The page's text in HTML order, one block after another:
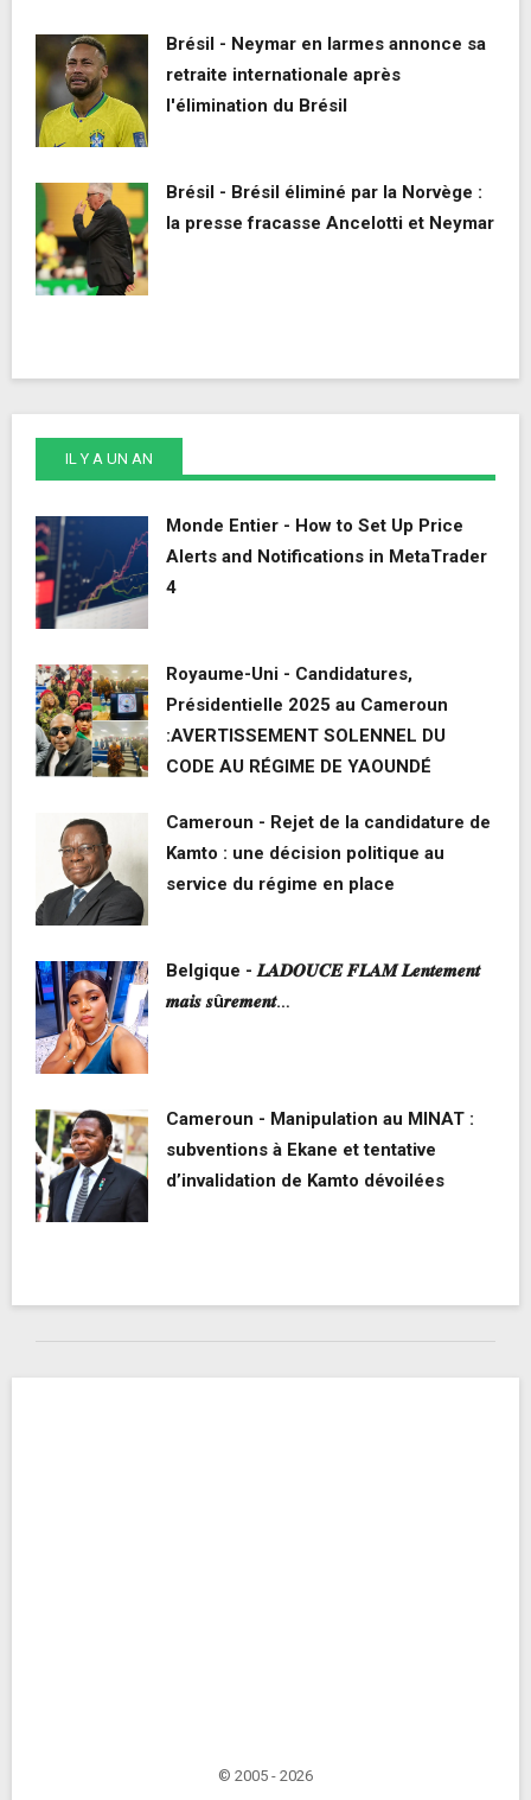
Brésil - Neymar en larmes annonce sa
retraite internationale après
l'élimination du Brésil
Brésil - Brésil éliminé par la Norvège :
la presse fracasse Ancelotti et Neymar
IL Y A UN AN
Monde Entier - How to Set Up Price
Alerts and Notifications in MetaTrader
4
Royaume-Uni - Candidatures,
Présidentielle 2025 au Cameroun
:AVERTISSEMENT SOLENNEL DU
CODE AU RÉGIME DE YAOUNDÉ
Cameroun - Rejet de la candidature de
Kamto : une décision politique au
service du régime en place
Belgique - 𝑳𝑨𝑫𝑶𝑼𝑪𝑬 𝑭𝑳𝑨𝑴 𝑳𝒆𝒏𝒕𝒆𝒎𝒆𝒏𝒕
𝒎𝒂𝒊𝒔 𝒔û𝒓𝒆𝒎𝒆𝒏𝒕…
Cameroun - Manipulation au MINAT :
subventions à Ekane et tentative
d’invalidation de Kamto dévoilées
© 2005 - 2026